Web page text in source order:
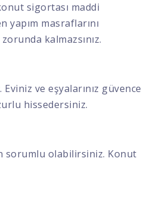
sigortası maddi
yapım masraflarını
kalmazsınız.
ve eşyalarınız güvence
hissedersiniz.
sorumlu olabilirsiniz. Konut